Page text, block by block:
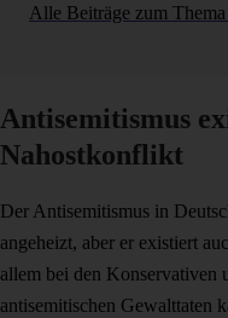
Alle Beiträge zum
Antisemitismus
Nahostkonflikt
Der Antisemitismus in
angeheizt, aber er existiert
allem bei den Konservativen
antisemitischen Gewalttaten